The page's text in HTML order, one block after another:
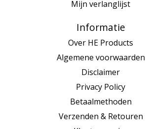
Mijn verlanglijst
Informatie
Over HE Products
Algemene voorwaarden
Disclaimer
Privacy Policy
Betaalmethoden
Verzenden & Retouren